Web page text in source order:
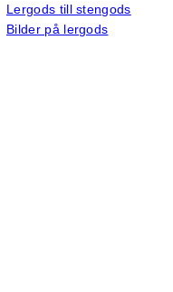
Lergods till stengods
Bilder på lergods